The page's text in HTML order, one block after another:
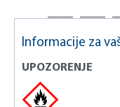
Informacije za
UPOZORENJE